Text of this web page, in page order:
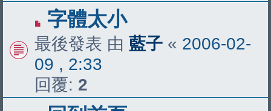
字體太小
最後發表 由 藍子 « 2006-02-
09 , 2:33
回覆: 2